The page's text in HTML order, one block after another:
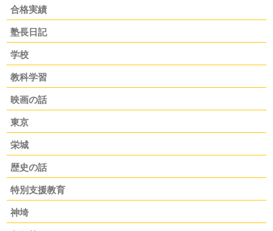
合格実績
塾長日記
学校
教科学習
映画の話
東京
栄城
歴史の話
特別支援教育
神埼